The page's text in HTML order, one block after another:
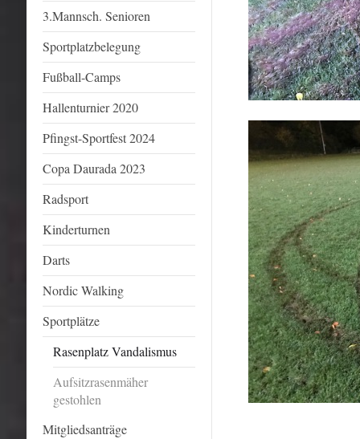
3.Mannsch. Senioren
Sportplatzbelegung
Fußball-Camps
Hallenturnier 2020
Pfingst-Sportfest 2024
Copa Daurada 2023
Radsport
Kinderturnen
Darts
Nordic Walking
Sportplätze
Rasenplatz Vandalismus
Aufsitzrasenmäher
gestohlen
Mitgliedsanträge